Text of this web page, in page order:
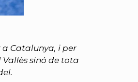
a Catalunya, i per
sinó de tota